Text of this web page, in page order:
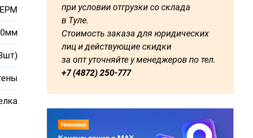
при условии отгрузки со склада
в Туле.
Стоимость заказа для юридических
лиц и действующие скидки
за опт уточняйте у менеджеров по тел.
+7 (4872) 250-777